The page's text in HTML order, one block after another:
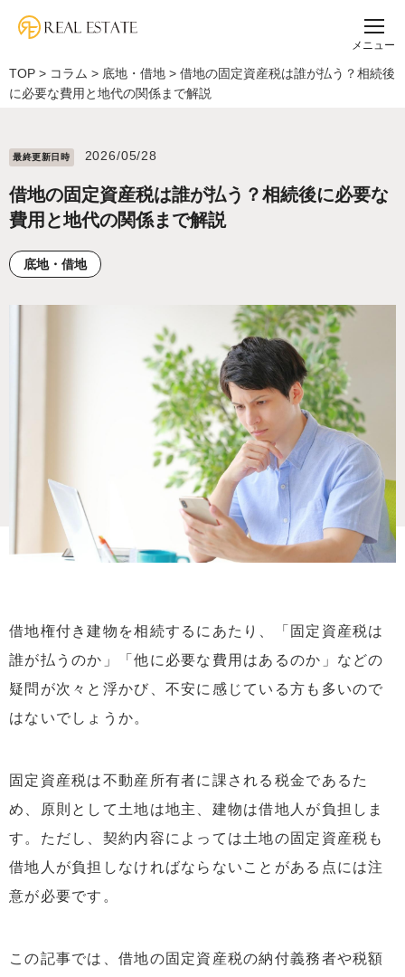
メニュー
TOP > コラム > 底地・借地 > 借地の固定資産税は誰が払う？相続後
に必要な費用と地代の関係まで解説
最終更新⽇時 2026/05/28
借地の固定資産税は誰が払う？相続後に必要な
費用と地代の関係まで解説
底地・借地
借地権付き建物を相続するにあたり、「固定資産税は
誰が払うのか」「他に必要な費用はあるのか」などの
疑問が次々と浮かび、不安に感じている方も多いので
はないでしょうか。
固定資産税は不動産所有者に課される税金であるた
め、原則として土地は地主、建物は借地人が負担しま
す。ただし、契約内容によっては土地の固定資産税も
借地人が負担しなければならないことがある点には注
意が必要です。
この記事では、借地の固定資産税の納付義務者や税額